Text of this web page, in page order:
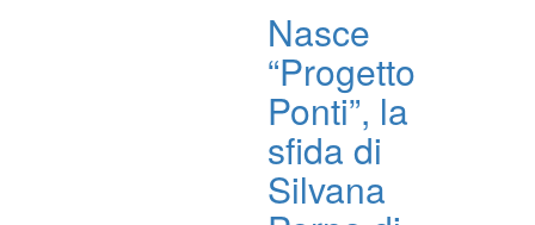
Nasce
“Progetto
Ponti”, la
sfida di
Silvana